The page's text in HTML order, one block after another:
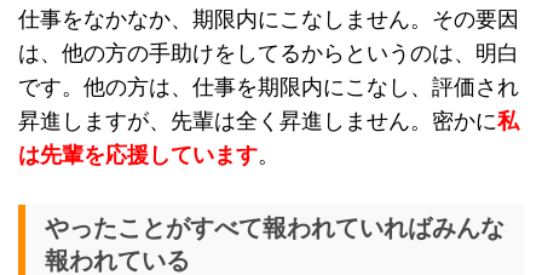
仕事をなかなか、期限内にこなしません。その要因
は、他の方の手助けをしてるからというのは、明白
です。他の方は、仕事を期限内にこなし、評価され
昇進しますが、先輩は全く昇進しません。密かに私
は先輩を応援しています。
やったことがすべて報われていればみんな
報われている